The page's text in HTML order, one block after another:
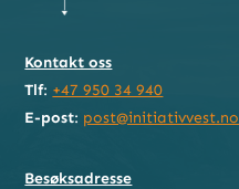
Kontakt oss
Tlf: +47 950 34 940
E-post: post@initiativvest.no
Besøksadresse